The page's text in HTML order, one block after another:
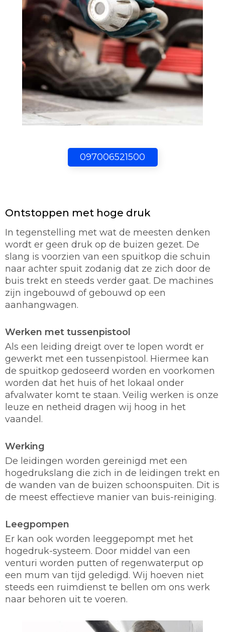
097006521500
Ontstoppen met hoge druk
In tegenstelling met wat de meesten denken
wordt er geen druk op de buizen gezet. De
slang is voorzien van een spuitkop die schuin
naar achter spuit zodanig dat ze zich door de
buis trekt en steeds verder gaat. De machines
zijn ingebouwd of gebouwd op een
aanhangwagen.
Werken met tussenpistool
Als een leiding dreigt over te lopen wordt er
gewerkt met een tussenpistool. Hiermee kan
de spuitkop gedoseerd worden en voorkomen
worden dat het huis of het lokaal onder
afvalwater komt te staan. Veilig werken is onze
leuze en netheid dragen wij hoog in het
vaandel.
Werking
De leidingen worden gereinigd met een
hogedrukslang die zich in de leidingen trekt en
de wanden van de buizen schoonspuiten. Dit is
de meest effectieve manier van buis-reiniging.
Leegpompen
Er kan ook worden leeggepompt met het
hogedruk-systeem. Door middel van een
venturi worden putten of regenwaterput op
een mum van tijd geledigd. Wij hoeven niet
steeds een ruimdienst te bellen om ons werk
naar behoren uit te voeren.